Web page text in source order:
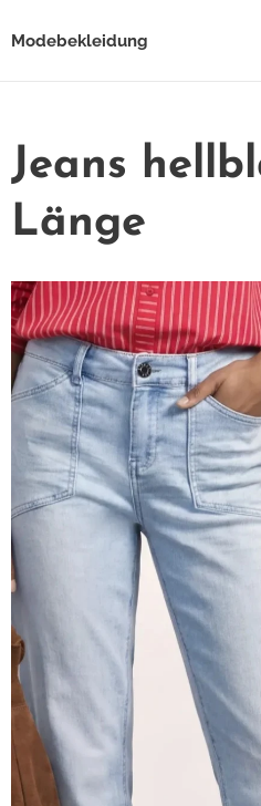
Modebekleidung
Jeans
Länge